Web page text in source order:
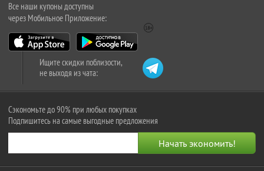
Все наши купоны доступны
через Мобильное Приложение:
Ищите скидки поблизости,
не выходя из чата:
Сэкономьте до 90% при любых покупках
Подпишитесь на самые выгодные предложения